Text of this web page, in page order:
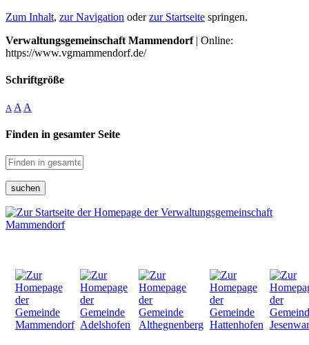
Zum Inhalt, zur Navigation oderzur Startseite springen.
Verwaltungsgemeinschaft Mammendorf| Online:
https://www.vgmammendorf.de/
Schriftgröße
A A A
Finden in gesamter Seite
suchen